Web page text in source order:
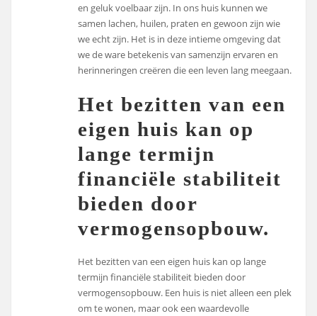
en geluk voelbaar zijn. In ons huis kunnen we
samen lachen, huilen, praten en gewoon zijn wie
we echt zijn. Het is in deze intieme omgeving dat
we de ware betekenis van samenzijn ervaren en
herinneringen creëren die een leven lang meegaan.
Het bezitten van een
eigen huis kan op
lange termijn
financiële stabiliteit
bieden door
vermogensopbouw.
Het bezitten van een eigen huis kan op lange
termijn financiële stabiliteit bieden door
vermogensopbouw. Een huis is niet alleen een plek
om te wonen, maar ook een waardevolle